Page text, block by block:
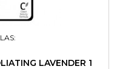
LAVENDER 1